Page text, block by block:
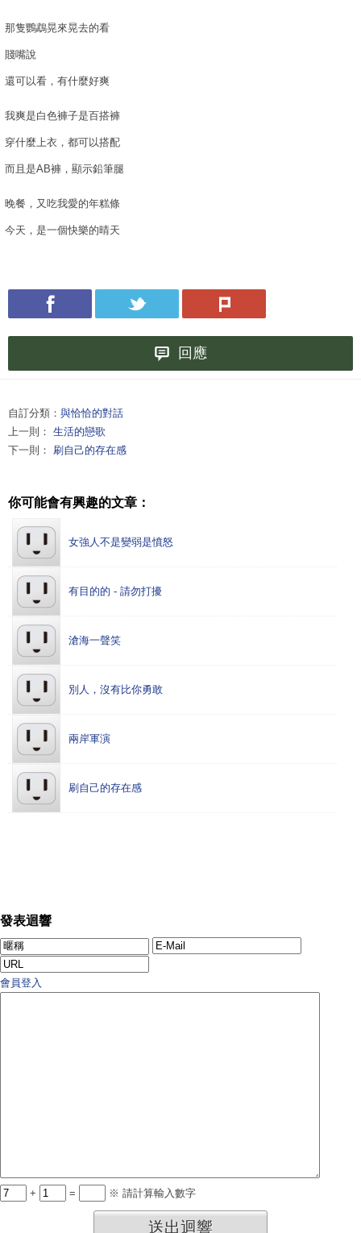
那隻鸚鵡晃來晃去的看
賤嘴說
還可以看，有什麼好爽
我爽是白色褲子是百搭褲
穿什麼上衣，都可以搭配
而且是AB褲，顯示鉛筆腿
晚餐，又吃我愛的年糕條
今天，是一個快樂的晴天
回應
自訂分類： 與恰恰的對話
上一則： 生活的戀歌
下一則： 刷自己的存在感
你可能會有興趣的文章：
女強人不是變弱是憤怒
有目的的 - 請勿打擾
滄海一聲笑
別人，沒有比你勇敢
兩岸軍演
刷自己的存在感
發表迴響
會員登入
+ = ※ 請計算輸入數字
送出迴響